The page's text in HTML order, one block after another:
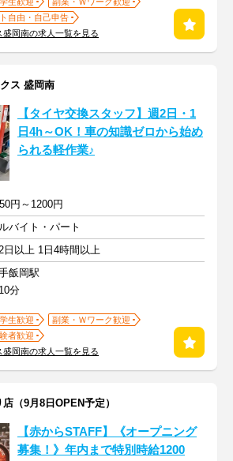
自由・自己申告
岡南の求人一覧を見る
ス 盛岡南
【タイヤ交換スタッフ】週2日・1
日4h～OK！車の知識ゼロから始め
られる軽作業♪
円～1200円
バイト・パート
日以上 1日4時間以上
飯岡駅
分
生歓迎
副業・Ｗワーク歓迎
者歓迎
岡南の求人一覧を見る
（9月8日OPEN予定）
【赤からSTAFF】《オープニング
募集！》年内まで特別時給1200